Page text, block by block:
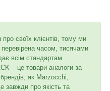
про своїх клієнтів, тому ми
перевірена часом, тисячами
всім стандартам
– це товари-аналоги за
як Marzocchi,
про якість та